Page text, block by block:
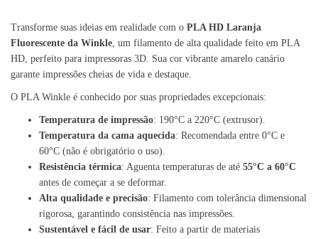
Transforme suas ideias em realidade com o PLA HD Laranja
Fluorescente da Winkle, um filamento de alta qualidade feito em PLA
HD, perfeito para impressoras 3D. Sua cor vibrante amarelo canário
garante impressões cheias de vida e destaque.
O PLA Winkle é conhecido por suas propriedades excepcionais:
Temperatura de impressão: 190°C a 220°C (extrusor).
Temperatura da cama aquecida: Recomendada entre 0°C e
60°C (não é obrigatório o uso).
Resistência térmica: Aguenta temperaturas de até 55°C a 60°C
antes de começar a se deformar.
Alta qualidade e precisão: Filamento com tolerância dimensional
rigorosa, garantindo consistência nas impressões.
Sustentável e fácil de usar: Feito a partir de materiais